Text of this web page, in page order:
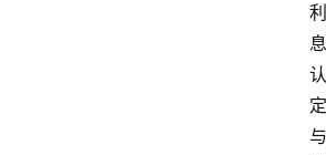
利
息
认
定
与